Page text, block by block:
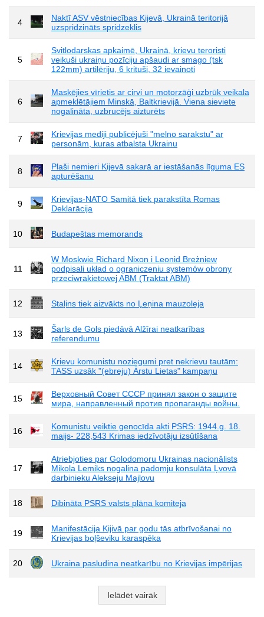
4
Naktī ASV vēstniecības Kijevā, Ukrainā teritorijā
uzspridzināts spridzeklis
5
Svitlodarskas apkaimē, Ukrainā, krievu teroristi
veikuši ukraiņu pozīciju apšaudi ar smago (tsk
122mm) artilēriju, 6 krituši, 32 ievainoti
6
Maskējies vīrietis ar cirvi un motorzāģi uzbrūk veikala
apmeklētājiem Minskā, Baltkrievijā. Viena sieviete
nogalināta, uzbrucējs aizturēts
7
Krievijas mediji publicējuši "melno sarakstu" ar
personām, kuras atbalsta Ukrainu
8
Plaši nemieri Kijevā sakarā ar iestāšanās līguma ES
apturēšanu
9
Krievijas-NATO Samitā tiek parakstīta Romas
Deklarācija
10 Budapeštas memorands
11
W Moskwie Richard Nixon i Leonid Breżniew
podpisali układ o ograniczeniu systemów obrony
przeciwrakietowej ABM (Traktat ABM)
12 Staļins tiek aizvākts no Ļeņina mauzoleja
13
Šarls de Gols piedāvā Alžīrai neatkarības
referendumu
14
Krievu komunistu noziegumi pret nekrievu tautām:
TASS uzsāk "(ebreju) Ārstu Lietas" kampaņu
15
Верховный Совет СССР принял закон о защите
мира, направленный против пропаганды войны.
16
Komunistu veiktie genocīda akti PSRS: 1944.g. 18.
maijs- 228,543 Krimas iedzīvotāju izsūtīšana
17
Atriebjoties par Golodomoru Ukrainas nacionālists
Mikola Lemiks nogalina padomju konsulāta Ļvovā
darbinieku Alekseju Majlovu
18 Dibināta PSRS valsts plāna komiteja
19
Manifestācija Kijivā par godu tās atbrīvošanai no
Krievijas boļševiku karaspēka
20 Ukraina pasludina neatkarību no Krievijas impērijas
Ielādēt vairāk